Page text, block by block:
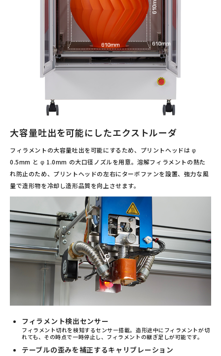
大容量吐出を可能にしたエクストルーダ
フィラメントの大容量吐出を可能にするため、プリントヘッドは φ
0.5mm と φ 1.0mm の大口径ノズルを用意。溶解フィラメントの熱た
れ防止のため、プリントヘッドの左右にターボファンを設置、強力な風
量で造形物を冷却し造形品質を向上させます。
フィラメント検出センサー
フィラメント切れを検知するセンサー搭載。造形途中にフィラメントが切
れても、その時点で一時停止し、フィラメントの継ぎ足しが可能です。
テーブルの歪みを補正するキャリブレーション